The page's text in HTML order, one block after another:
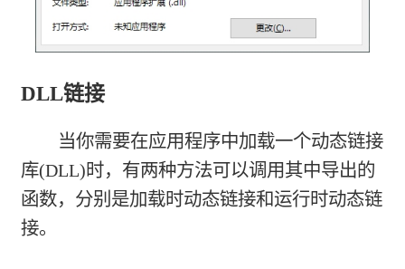
DLL链接
当你需要在应用程序中加载一个动态链接
库(DLL)时，有两种方法可以调用其中导出的
函数，分别是加载时动态链接和运行时动态链
接。